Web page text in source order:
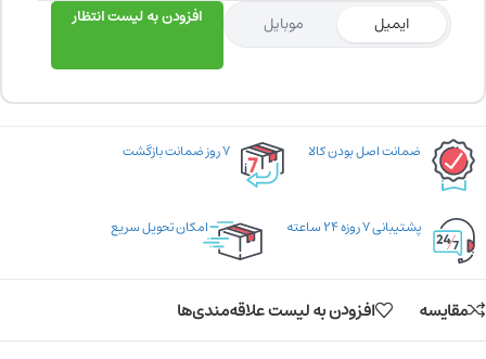
ایمیل موبایل افزودن به لیست انتظار
ضمانت اصل بودن کالا ۷ روز ضمانت بازگشت
پشتیبانی ۷ روزه ۲۴ ساعته امکان تحویل سریع
مقایسه افزودن به لیست علاقه‌مندی‌ها